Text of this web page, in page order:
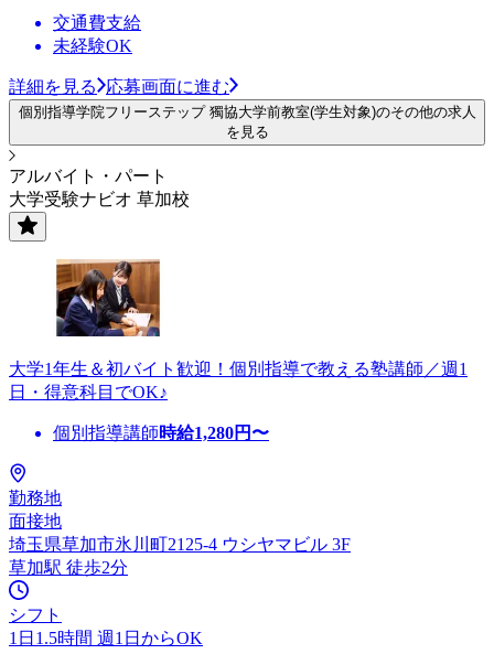
交通費支給
未経験OK
詳細を見る 応募画面に進む
個別指導学院フリーステップ 獨協大学前教室(学生対象)のその他の求人
を見る
アルバイト・パート
大学受験ナビオ 草加校
大学1年生＆初バイト歓迎！個別指導で教える塾講師／週1
日・得意科目でOK♪
個別指導講師時給1,280円〜
勤務地
面接地
埼玉県草加市氷川町2125-4 ウシヤマビル 3F
草加駅 徒歩2分
シフト
1日1.5時間 週1日からOK